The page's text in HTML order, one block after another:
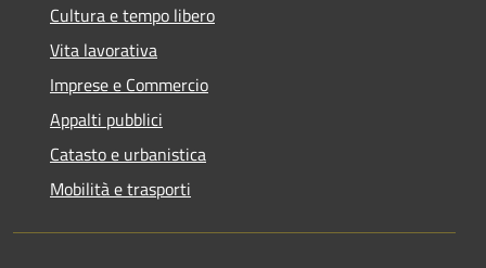
Cultura e tempo libero
Vita lavorativa
Imprese e Commercio
Appalti pubblici
Catasto e urbanistica
Mobilità e trasporti